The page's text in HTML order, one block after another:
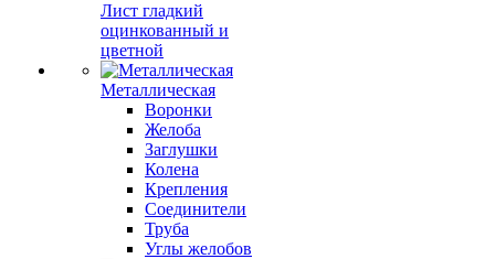
Лист гладкий
оцинкованный и
цветной
Металлическая
Воронки
Желоба
Заглушки
Колена
Крепления
Соединители
Труба
Углы желобов